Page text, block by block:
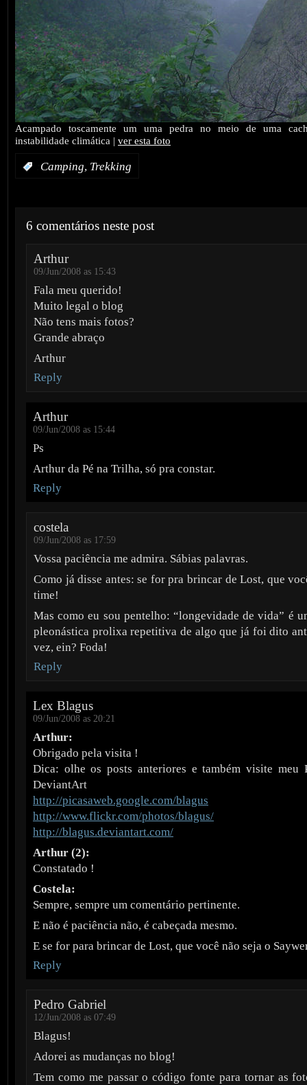
Acampado toscamente um uma pedra no meio de uma
instabilidade climática | ver esta foto
Camping, Trekking
6 comentários neste post
Arthur
09/Jun/2008 as 15:43
Fala meu querido!
Muito legal o blog
Não tens mais fotos?
Grande abraço
Arthur
Reply
Arthur
09/Jun/2008 as 15:44
Ps
Arthur da Pé na Trilha, só pra constar.
Reply
costela
09/Jun/2008 as 17:59
Vossa paciência me admira. Sábias palavras.
Como já disse antes: se for pra brincar de Lost, que
time!
Mas como eu sou pentelho: “longevidade de vida” é
pleonástica prolixa repetitiva de algo que já foi dito
vez, ein? Foda!
Reply
Lex Blagus
09/Jun/2008 as 20:21
Arthur:
Obrigado pela visita !
Dica: olhe os posts anteriores e também visite meu
DeviantArt
http://picasaweb.google.com/blagus
http://www.flickr.com/photos/blagus/
http://blagus.deviantart.com/
Arthur (2):
Constatado !
Costela:
Sempre, sempre um comentário pertinente.
E não é paciência não, é cabeçada mesmo.
E se for para brincar de Lost, que você não seja o
Reply
Pedro Gabriel
12/Jun/2008 as 07:49
Blagus!
Adorei as mudanças no blog!
Tem como me passar o código fonte para tornar as